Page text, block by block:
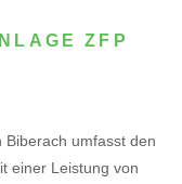
ZFP
Biberach umfasst den
einer Leistung von